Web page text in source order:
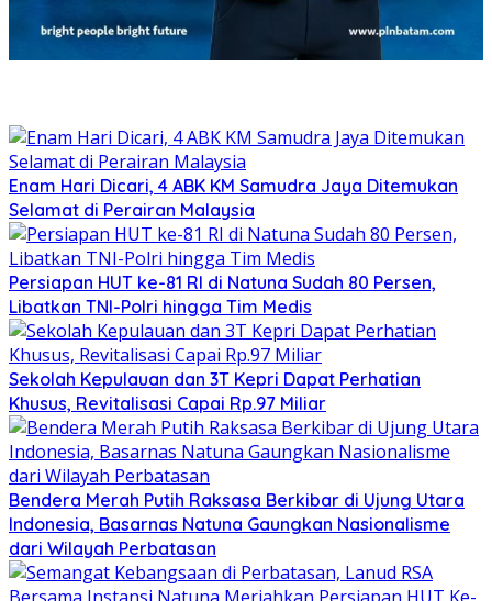
Enam Hari Dicari, 4 ABK KM Samudra Jaya Ditemukan
Selamat di Perairan Malaysia
Persiapan HUT ke-81 RI di Natuna Sudah 80 Persen,
Libatkan TNI-Polri hingga Tim Medis
Sekolah Kepulauan dan 3T Kepri Dapat Perhatian
Khusus, Revitalisasi Capai Rp.97 Miliar
Bendera Merah Putih Raksasa Berkibar di Ujung Utara
Indonesia, Basarnas Natuna Gaungkan Nasionalisme
dari Wilayah Perbatasan